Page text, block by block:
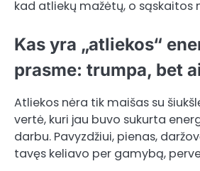
kad atliekų mažėtų, o sąskaitos
Kas yra „atliekos“
prasme: trumpa, bet
Atliekos nėra tik maišas su
vertė, kuri jau buvo sukurta
darbu. Pavyzdžiui, pienas,
tavęs keliavo per gamybą,